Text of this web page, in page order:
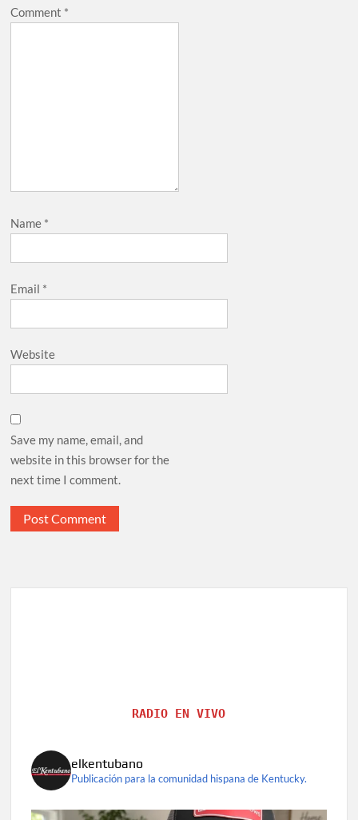
Comment *
Name *
Email *
Website
Save my name, email, and
website in this browser for the
next time I comment.
RADIO EN VIVO
elkentubano
Publicación para la comunidad hispana de Kentucky.